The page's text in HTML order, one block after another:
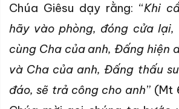
Chúa Giêsu dạy rằng: “Khi
hãy vào phòng, đóng cửa lại,
cùng Cha của anh, Đấng hiện
và Cha của anh, Đấng thấu
đáo, sẽ trả công cho anh” (Mt